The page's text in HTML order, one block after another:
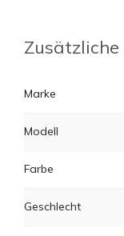
Marke
Modell
Farbe
Geschlecht